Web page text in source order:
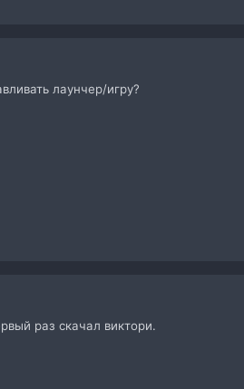
лаунчер/игру?
раз скачал виктори.